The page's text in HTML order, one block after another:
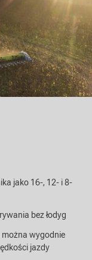
jako 16-, 12- i 8-
bez łodyg
wygodnie
jazdy